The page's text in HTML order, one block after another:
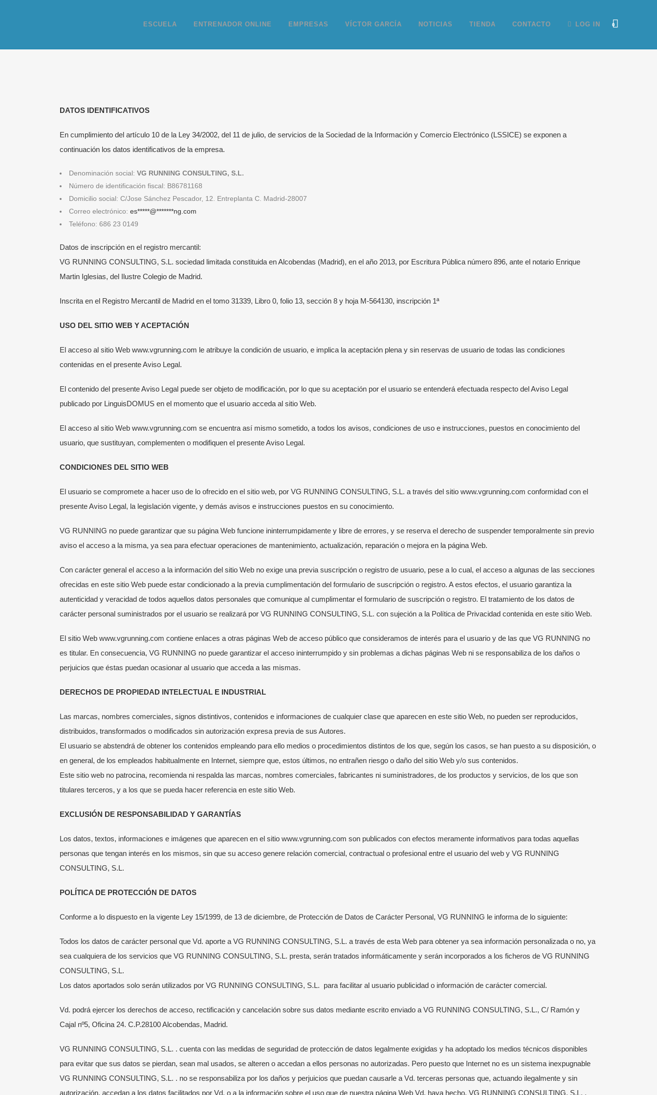
0
ESCUELA ENTRENADOR ONLINE EMPRESAS VÍCTOR GARCÍA NOTICIAS TIENDA CONTACTO LOG IN
DATOS IDENTIFICATIVOS
En cumplimiento del artículo 10 de la Ley 34/2002, del 11 de julio, de servicios de la Sociedad de la Información y Comercio Electrónico (LSSICE) se exponen a
continuación los datos identificativos de la empresa.
Denominación social: VG RUNNING CONSULTING, S.L.
Número de identificación fiscal: B86781168
Domicilio social: C/Jose Sánchez Pescador, 12. Entreplanta C. Madrid-28007
Correo electrónico: es*****@*******ng.com
Teléfono: 686 23 0149
Datos de inscripción en el registro mercantil:
VG RUNNING CONSULTING, S.L. sociedad limitada constituida en Alcobendas (Madrid), en el año 2013, por Escritura Pública número 896, ante el notario Enrique
Martin Iglesias, del Ilustre Colegio de Madrid.
Inscrita en el Registro Mercantil de Madrid en el tomo 31339, Libro 0, folio 13, sección 8 y hoja M-564130, inscripción 1ª
USO DEL SITIO WEB Y ACEPTACIÓN
El acceso al sitio Web www.vgrunning.com le atribuye la condición de usuario, e implica la aceptación plena y sin reservas de usuario de todas las condiciones
contenidas en el presente Aviso Legal.
El contenido del presente Aviso Legal puede ser objeto de modificación, por lo que su aceptación por el usuario se entenderá efectuada respecto del Aviso Legal
publicado por LinguisDOMUS en el momento que el usuario acceda al sitio Web.
El acceso al sitio Web www.vgrunning.com se encuentra así mismo sometido, a todos los avisos, condiciones de uso e instrucciones, puestos en conocimiento del
usuario, que sustituyan, complementen o modifiquen el presente Aviso Legal.
CONDICIONES DEL SITIO WEB
El usuario se compromete a hacer uso de lo ofrecido en el sitio web, por VG RUNNING CONSULTING, S.L. a través del sitio www.vgrunning.com conformidad con el
presente Aviso Legal, la legislación vigente, y demás avisos e instrucciones puestos en su conocimiento.
VG RUNNING no puede garantizar que su página Web funcione ininterrumpidamente y libre de errores, y se reserva el derecho de suspender temporalmente sin previo
aviso el acceso a la misma, ya sea para efectuar operaciones de mantenimiento, actualización, reparación o mejora en la página Web.
Con carácter general el acceso a la información del sitio Web no exige una previa suscripción o registro de usuario, pese a lo cual, el acceso a algunas de las secciones
ofrecidas en este sitio Web puede estar condicionado a la previa cumplimentación del formulario de suscripción o registro. A estos efectos, el usuario garantiza la
autenticidad y veracidad de todos aquellos datos personales que comunique al cumplimentar el formulario de suscripción o registro. El tratamiento de los datos de
carácter personal suministrados por el usuario se realizará por VG RUNNING CONSULTING, S.L. con sujeción a la Política de Privacidad contenida en este sitio Web.
El sitio Web www.vgrunning.com contiene enlaces a otras páginas Web de acceso público que consideramos de interés para el usuario y de las que VG RUNNING no
es titular. En consecuencia, VG RUNNING no puede garantizar el acceso ininterrumpido y sin problemas a dichas páginas Web ni se responsabiliza de los daños o
perjuicios que éstas puedan ocasionar al usuario que acceda a las mismas.
DERECHOS DE PROPIEDAD INTELECTUAL E INDUSTRIAL
Las marcas, nombres comerciales, signos distintivos, contenidos e informaciones de cualquier clase que aparecen en este sitio Web, no pueden ser reproducidos,
distribuidos, transformados o modificados sin autorización expresa previa de sus Autores.
El usuario se abstendrá de obtener los contenidos empleando para ello medios o procedimientos distintos de los que, según los casos, se han puesto a su disposición, o
en general, de los empleados habitualmente en Internet, siempre que, estos últimos, no entrañen riesgo o daño del sitio Web y/o sus contenidos.
Este sitio web no patrocina, recomienda ni respalda las marcas, nombres comerciales, fabricantes ni suministradores, de los productos y servicios, de los que son
titulares terceros, y a los que se pueda hacer referencia en este sitio Web.
EXCLUSIÓN DE RESPONSABILIDAD Y GARANTÍAS
Los datos, textos, informaciones e imágenes que aparecen en el sitio www.vgrunning.com son publicados con efectos meramente informativos para todas aquellas
personas que tengan interés en los mismos, sin que su acceso genere relación comercial, contractual o profesional entre el usuario del web y VG RUNNING
CONSULTING, S.L.
POLÍTICA DE PROTECCIÓN DE DATOS
Conforme a lo dispuesto en la vigente Ley 15/1999, de 13 de diciembre, de Protección de Datos de Carácter Personal, VG RUNNING le informa de lo siguiente:
Todos los datos de carácter personal que Vd. aporte a VG RUNNING CONSULTING, S.L. a través de esta Web para obtener ya sea información personalizada o no, ya
sea cualquiera de los servicios que VG RUNNING CONSULTING, S.L. presta, serán tratados informáticamente y serán incorporados a los ficheros de VG RUNNING
CONSULTING, S.L.
Los datos aportados solo serán utilizados por VG RUNNING CONSULTING, S.L. para facilitar al usuario publicidad o información de carácter comercial.
Vd. podrá ejercer los derechos de acceso, rectificación y cancelación sobre sus datos mediante escrito enviado a VG RUNNING CONSULTING, S.L., C/ Ramón y
Cajal nº5, Oficina 24. C.P.28100 Alcobendas, Madrid.
VG RUNNING CONSULTING, S.L. . cuenta con las medidas de seguridad de protección de datos legalmente exigidas y ha adoptado los medios técnicos disponibles
para evitar que sus datos se pierdan, sean mal usados, se alteren o accedan a ellos personas no autorizadas. Pero puesto que Internet no es un sistema inexpugnable
VG RUNNING CONSULTING, S.L. . no se responsabiliza por los daños y perjuicios que puedan causarle a Vd. terceras personas que, actuando ilegalmente y sin
autorización, accedan a los datos facilitados por Vd. o a la información sobre el uso que de nuestra página Web Vd. haya hecho. VG RUNNING CONSULTING, S.L. .
¡SÍGUENOS!
García.Visita aquí su blog personal.
Corremos en grupo por el Parque del
aprendiendo disfrutando en todo
momento del deporte de moda: el
Running.
incluye y cuándo merece la pena
24 junio, 2026
Cómo elegir un entrenador de running
online
1 junio, 2026
Entrenamientos Online
Colaboradores